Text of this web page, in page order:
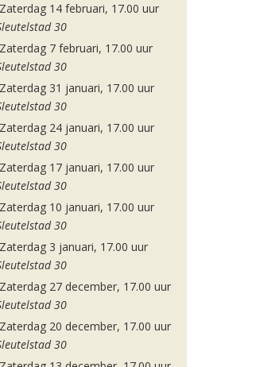
Zaterdag 14 februari, 17.00 uur
30
Zaterdag 7 februari, 17.00 uur
30
Zaterdag 31 januari, 17.00 uur
30
Zaterdag 24 januari, 17.00 uur
30
Zaterdag 17 januari, 17.00 uur
30
Zaterdag 10 januari, 17.00 uur
30
Zaterdag 3 januari, 17.00 uur
30
Zaterdag 27 december, 17.00 uur
30
Zaterdag 20 december, 17.00 uur
30